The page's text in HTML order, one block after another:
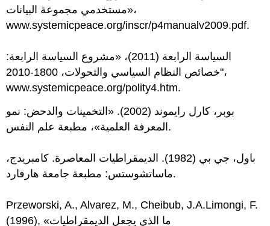
مستخدمي مجموعة البيانات»،
www.systemicpeace.org/inscr/p4manualv2009.pdf.
السياسة الرابعة (2011)، «مشروع السياسة الرابعة:
خصائص النظام السياسي والتحولات، 1800-2010"،
www.systemicpeace.org/polity4.htm.
بوبر، كارل رايموند (2002). «التخمينات والدحض: نمو
المعرفة العلمية»، مطبعة علم النفس.
باول، جي بي (1982). الديمقراطيات المعاصرة. كامبريدج،
ماساتشوستس: مطبعة جامعة هارفارد.
Przeworski, A., Alvarez, M., Cheibub, J.A.Limongi, F.
(1996), «ما الذي يجعل الديمقراطيات